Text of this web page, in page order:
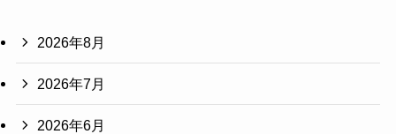
2026年8月
2026年7月
2026年6月